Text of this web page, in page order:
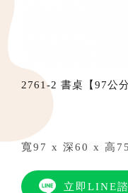
2761-2 書桌【97公分
寬97 x 深60 x 高
立即LINE